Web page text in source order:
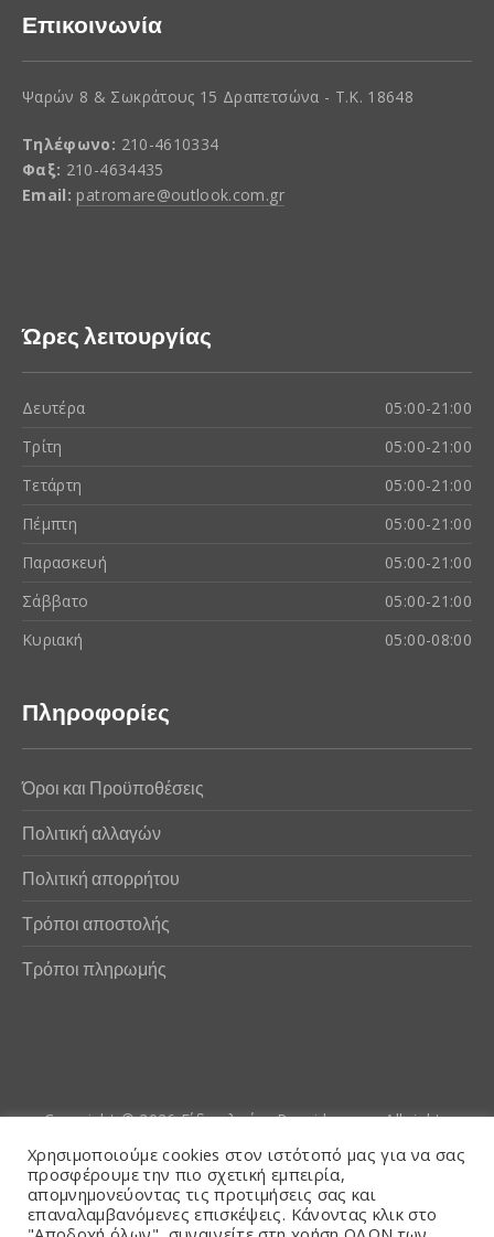
Επικοινωνία
Ψαρών 8 & Σωκράτους 15 Δραπετσώνα - Τ.Κ. 18648
Τηλέφωνο: 210-4610334
Φαξ: 210-4634435
Email: patromare@outlook.com.gr
Ώρες λειτουργίας
Δευτέρα
05:00-21:00
Τρίτη
05:00-21:00
Τετάρτη
05:00-21:00
Πέμπτη
05:00-21:00
Παρασκευή
05:00-21:00
Σάββατο
05:00-21:00
Κυριακή
05:00-08:00
Πληροφορίες
Όροι και Προϋποθέσεις
Πολιτική αλλαγών
Πολιτική απορρήτου
Τρόποι αποστολής
Τρόποι πληρωμής
Copyright © 2026Είδη αλιείας Poseidwnn.gr. All rights
reserved. Powered by
PlexusCore
Όροι και Προϋποθέσεις
Χρησιμοποιούμε cookies στον ιστότοπό μας για να σας
προσφέρουμε την πιο σχετική εμπειρία,
απομνημονεύοντας τις προτιμήσεις σας και
επαναλαμβανόμενες επισκέψεις. Κάνοντας κλικ στο